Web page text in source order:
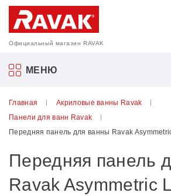
Официальный магазин RAVAK
МЕНЮ
Акриловые ванны Ravak
Шторки для ванн
Мебель для ванной
Аксессуары
Главная
Акриловые ванны Ravak
Панели для ванн Ravak
Передняя панель для ванны Ravak
Передняя панель
Ravak Asymmetric